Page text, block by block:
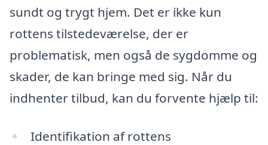
sundt og trygt hjem. Det er ikke kun
rottens tilstedeværelse, der er
problematisk, men også de sygdomme og
skader, de kan bringe med sig. Når du
indhenter tilbud, kan du forvente hjælp til:
Identifikation af rottens